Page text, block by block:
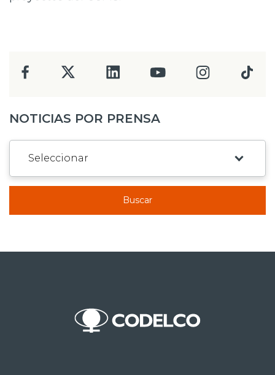
NOTICIAS POR PRENSA
Buscar